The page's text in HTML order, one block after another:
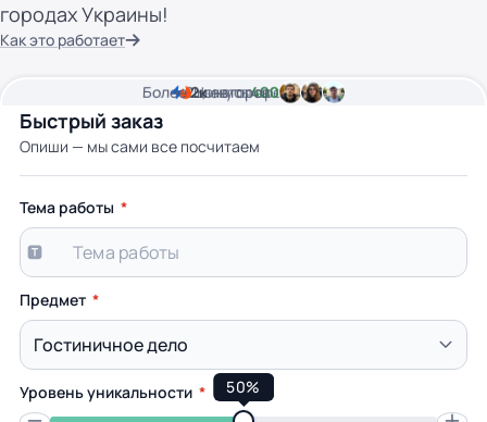
городах Украины!
Как это работает
Быстрый заказ
Опиши — мы сами все посчитаем
2минуты времени
Цена от400 грн
Более2кавторов
Тема работы
Предмет
Уровень уникальности 50%